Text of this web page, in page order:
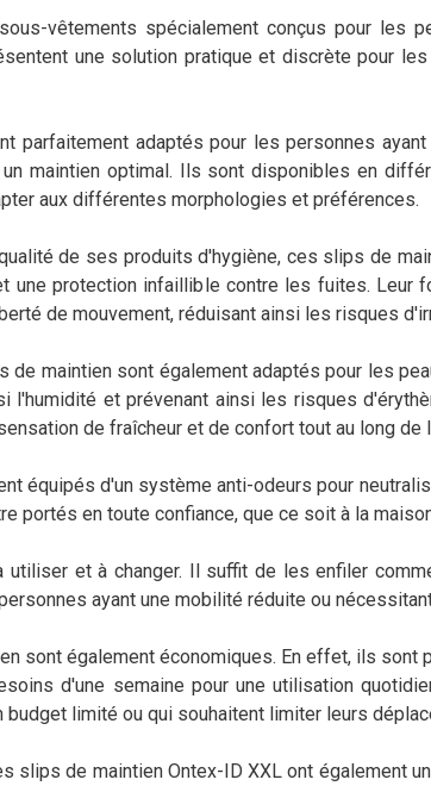
vêtements spécialement conçus pour les
une solution pratique et discrète pour
parfaitement adaptés pour les personnes
maintien optimal. Ils sont disponibles en
aux différentes morphologies et préférences.
de ses produits d'hygiène, ces slips de
une protection infaillible contre les fuites. Leur
de mouvement, réduisant ainsi les risques
de maintien sont également adaptés pour les
l'humidité et prévenant ainsi les risques
de fraîcheur et de confort tout au long de
équipés d'un système anti-odeurs pour
portés en toute confiance, que ce soit à la
et à changer. Il suffit de les enfiler
ayant une mobilité réduite ou
sont également économiques. En effet, ils sont
d'une semaine pour une utilisation
limité ou qui souhaitent limiter leurs
slips de maintien Ontex-ID XXL ont également